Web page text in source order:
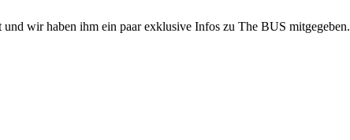
wir haben ihm ein paar exklusive Infos zu The BUS mitgegeben.